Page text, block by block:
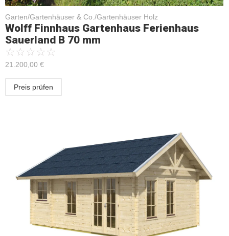
Garten/Gartenhäuser & Co./Gartenhäuser Holz
Wolff Finnhaus Gartenhaus Ferienhaus
Sauerland B 70 mm
☆☆☆☆☆
21.200,00 €
Preis prüfen